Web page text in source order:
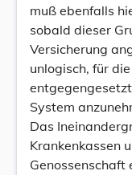
muß ebenfalls
sobald dieser
Versicherung
unlogisch, für
System
Das
Krankenkassen
Genossenschaft